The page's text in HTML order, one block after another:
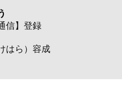
信】登録
はら）容成